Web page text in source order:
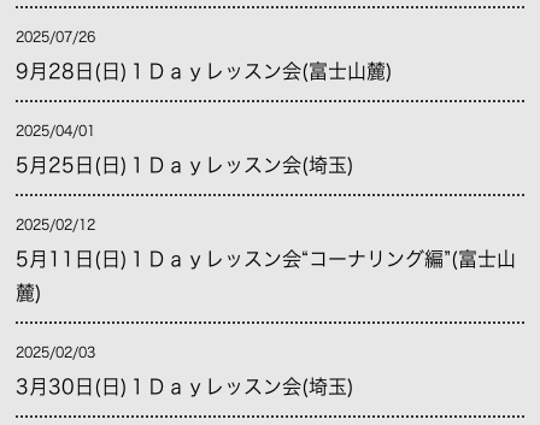
2025/07/26
9月28日(日)１Ｄａｙレッスン会(富士山麓)
2025/04/01
5月25日(日)１Ｄａｙレッスン会(埼玉)
2025/02/12
5月11日(日)１Ｄａｙレッスン会“コーナリング編”(富士山
麓)
2025/02/03
3月30日(日)１Ｄａｙレッスン会(埼玉)